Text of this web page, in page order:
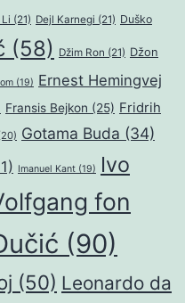
(21) Dejl Karnegi (21) Duško
(58) Džim Ron (21) Džon
(19) Ernest Hemingvej
Fransis Bejkon (25) Fridrih
Gotama Buda (34)
Imanuel Kant (19)
Ivo
fon
(90)
(50) Leonardo da